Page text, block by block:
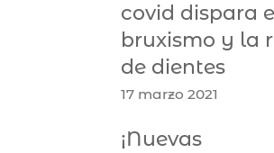
covid dispara
bruxismo y la
de dientes
17 marzo 2021
¡Nuevas